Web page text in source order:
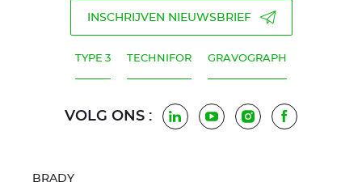
INSCHRIJVEN NIEUWSBRIEF
TYPE 3 TECHNIFOR GRAVOGRAPH
VOLG ONS : LinkedInYoutubeInstagramFacebook
BRADY